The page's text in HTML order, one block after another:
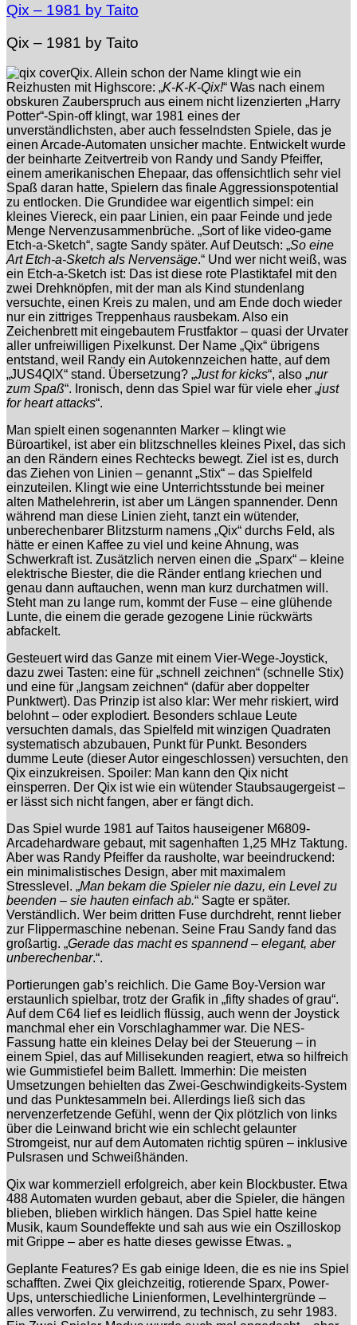
Qix – 1981 by Taito
Qix – 1981 by Taito
Qix. Allein schon der Name klingt wie ein
Reizhusten mit Highscore: „K-K-K-Qix!“ Was nach einem
obskuren Zauberspruch aus einem nicht lizenzierten „Harry
Potter“-Spin-off klingt, war 1981 eines der
unverständlichsten, aber auch fesselndsten Spiele, das je
einen Arcade-Automaten unsicher machte. Entwickelt wurde
der beinharte Zeitvertreib von Randy und Sandy Pfeiffer,
einem amerikanischen Ehepaar, das offensichtlich sehr viel
Spaß daran hatte, Spielern das finale Aggressionspotential
zu entlocken. Die Grundidee war eigentlich simpel: ein
kleines Viereck, ein paar Linien, ein paar Feinde und jede
Menge Nervenzusammenbrüche. „Sort of like video-game
Etch-a-Sketch“, sagte Sandy später. Auf Deutsch: „So eine
Art Etch-a-Sketch als Nervensäge.“ Und wer nicht weiß, was
ein Etch-a-Sketch ist: Das ist diese rote Plastiktafel mit den
zwei Drehknöpfen, mit der man als Kind stundenlang
versuchte, einen Kreis zu malen, und am Ende doch wieder
nur ein zittriges Treppenhaus rausbekam. Also ein
Zeichenbrett mit eingebautem Frustfaktor – quasi der Urvater
aller unfreiwilligen Pixelkunst. Der Name „Qix“ übrigens
entstand, weil Randy ein Autokennzeichen hatte, auf dem
„JUS4QIX“ stand. Übersetzung? „Just for kicks“, also „nur
zum Spaß“. Ironisch, denn das Spiel war für viele eher „just
for heart attacks“.
Man spielt einen sogenannten Marker – klingt wie
Büroartikel, ist aber ein blitzschnelles kleines Pixel, das sich
an den Rändern eines Rechtecks bewegt. Ziel ist es, durch
das Ziehen von Linien – genannt „Stix“ – das Spielfeld
einzuteilen. Klingt wie eine Unterrichtsstunde bei meiner
alten Mathelehrerin, ist aber um Längen spannender. Denn
während man diese Linien zieht, tanzt ein wütender,
unberechenbarer Blitzsturm namens „Qix“ durchs Feld, als
hätte er einen Kaffee zu viel und keine Ahnung, was
Schwerkraft ist. Zusätzlich nerven einen die „Sparx“ – kleine
elektrische Biester, die die Ränder entlang kriechen und
genau dann auftauchen, wenn man kurz durchatmen will.
Steht man zu lange rum, kommt der Fuse – eine glühende
Lunte, die einem die gerade gezogene Linie rückwärts
abfackelt.
Gesteuert wird das Ganze mit einem Vier-Wege-Joystick,
dazu zwei Tasten: eine für „schnell zeichnen“ (schnelle Stix)
und eine für „langsam zeichnen“ (dafür aber doppelter
Punktwert). Das Prinzip ist also klar: Wer mehr riskiert, wird
belohnt – oder explodiert. Besonders schlaue Leute
versuchten damals, das Spielfeld mit winzigen Quadraten
systematisch abzubauen, Punkt für Punkt. Besonders
dumme Leute (dieser Autor eingeschlossen) versuchten, den
Qix einzukreisen. Spoiler: Man kann den Qix nicht
einsperren. Der Qix ist wie ein wütender Staubsaugergeist –
er lässt sich nicht fangen, aber er fängt dich.
Das Spiel wurde 1981 auf Taitos hauseigener M6809-
Arcadehardware gebaut, mit sagenhaften 1,25 MHz Taktung.
Aber was Randy Pfeiffer da rausholte, war beeindruckend:
ein minimalistisches Design, aber mit maximalem
Stresslevel. „Man bekam die Spieler nie dazu, ein Level zu
beenden – sie hauten einfach ab.“ Sagte er später.
Verständlich. Wer beim dritten Fuse durchdreht, rennt lieber
zur Flippermaschine nebenan. Seine Frau Sandy fand das
großartig. „Gerade das macht es spannend – elegant, aber
unberechenbar.“.
Portierungen gab’s reichlich. Die Game Boy-Version war
erstaunlich spielbar, trotz der Grafik in „fifty shades of grau“.
Auf dem C64 lief es leidlich flüssig, auch wenn der Joystick
manchmal eher ein Vorschlaghammer war. Die NES-
Fassung hatte ein kleines Delay bei der Steuerung – in
einem Spiel, das auf Millisekunden reagiert, etwa so hilfreich
wie Gummistiefel beim Ballett. Immerhin: Die meisten
Umsetzungen behielten das Zwei-Geschwindigkeits-System
und das Punktesammeln bei. Allerdings ließ sich das
nervenzerfetzende Gefühl, wenn der Qix plötzlich von links
über die Leinwand bricht wie ein schlecht gelaunter
Stromgeist, nur auf dem Automaten richtig spüren – inklusive
Pulsrasen und Schweißhänden.
Qix war kommerziell erfolgreich, aber kein Blockbuster. Etwa
488 Automaten wurden gebaut, aber die Spieler, die hängen
blieben, blieben wirklich hängen. Das Spiel hatte keine
Musik, kaum Soundeffekte und sah aus wie ein Oszilloskop
mit Grippe – aber es hatte dieses gewisse Etwas. „
Geplante Features? Es gab einige Ideen, die es nie ins Spiel
schafften. Zwei Qix gleichzeitig, rotierende Sparx, Power-
Ups, unterschiedliche Linienformen, Levelhintergründe –
alles verworfen. Zu verwirrend, zu technisch, zu sehr 1983.